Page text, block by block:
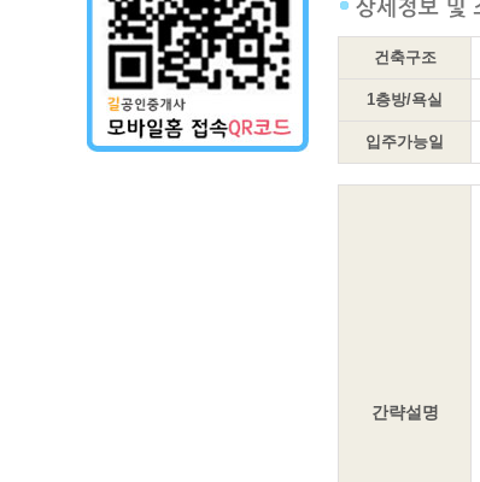
건축구조
1층방/욕실
입주가능일
간략설명